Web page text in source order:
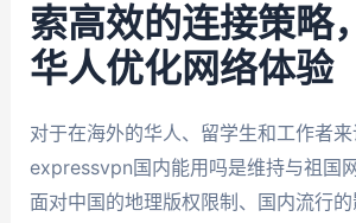
索高效的连接策略
华人优化网络体验
对于在海外的华人、留学生和工作者
expressvpn国内能用吗是维持与祖国
面对中国的地理版权限制、国内流行